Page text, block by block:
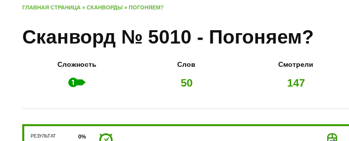
ГЛАВНАЯ СТРАНИЦА » СКАНВОРДЫ » ПОГОНЯЕМ?
Сканворд № 5010 - Погоняем?
Сложность Слов
50
Смотрели
147
РЕЗУЛЬТАТ 0%